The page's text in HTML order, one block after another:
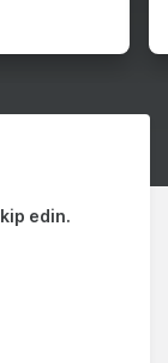
edin.